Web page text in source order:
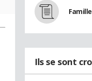
Ils se sont